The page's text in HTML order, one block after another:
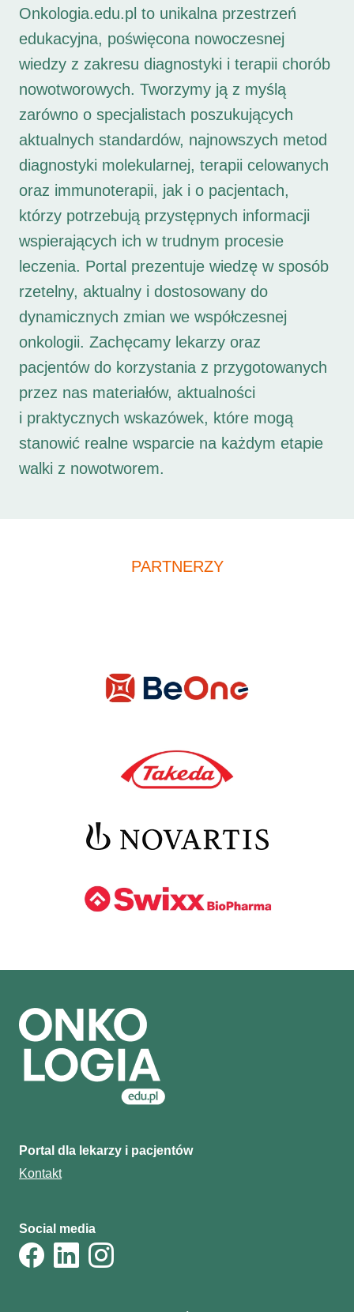
Onkologia.edu.pl to unikalna przestrzeń
edukacyjna, poświęcona nowoczesnej
wiedzy z zakresu diagnostyki i terapii chorób
nowotworowych. Tworzymy ją z myślą
zarówno o specjalistach poszukujących
aktualnych standardów, najnowszych metod
diagnostyki molekularnej, terapii celowanych
oraz immunoterapii, jak i o pacjentach,
którzy potrzebują przystępnych informacji
wspierających ich w trudnym procesie
leczenia. Portal prezentuje wiedzę w sposób
rzetelny, aktualny i dostosowany do
dynamicznych zmian we współczesnej
onkologii. Zachęcamy lekarzy oraz
pacjentów do korzystania z przygotowanych
przez nas materiałów, aktualności
i praktycznych wskazówek, które mogą
stanowić realne wsparcie na każdym etapie
walki z nowotworem.
PARTNERZY
Portal dla lekarzy i pacjentów
Kontakt
Social media